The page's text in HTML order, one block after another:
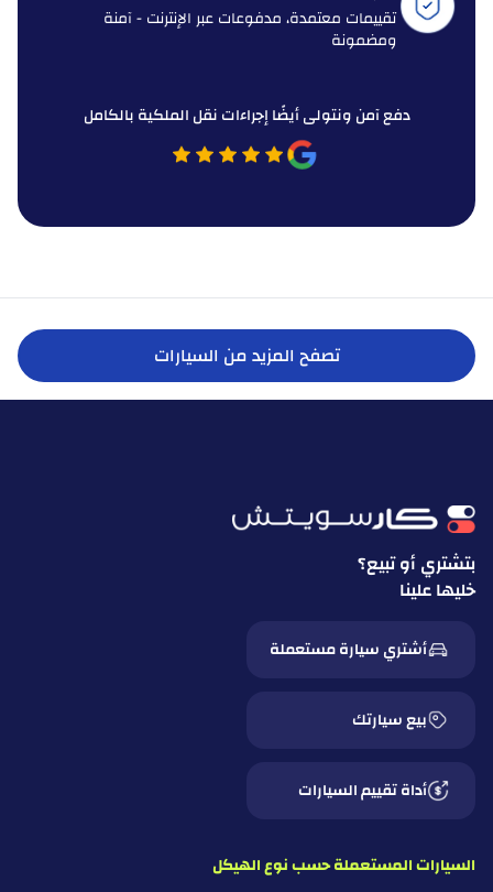
تقييمات معتمدة، مدفوعات عبر الإنترنت - آمنة
ومضمونة
دفع آمن ونتولى أيضًا إجراءات نقل الملكية بالكامل
تصفح المزيد من السيارات
بتشتري أو تبيع؟
خليها علينا
أشتري سيارة مستعملة
بيع سيارتك
أداة تقييم السيارات
السيارات المستعملة حسب نوع الهيكل